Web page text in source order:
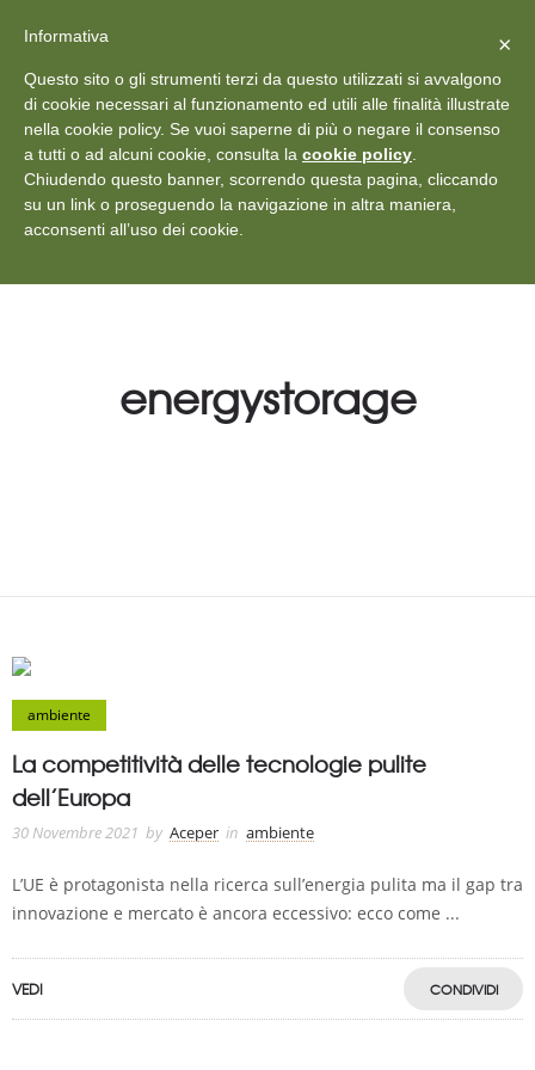
+39 011 18867102 info@aceper.it Statuto
Aceper
energystorage
ambiente
La competitività delle tecnologie pulite
dell’Europa
30 Novembre 2021 by Aceper in ambiente
L’UE è protagonista nella ricerca sull’energia pulita ma il gap tra
innovazione e mercato è ancora eccessivo: ecco come ...
VEDI CONDIVIDI
Vedi: Protezione dei dati personali ×
Informativa
Questo sito o gli strumenti terzi da questo utilizzati si avvalgono
di cookie necessari al funzionamento ed utili alle finalità illustrate
nella cookie policy. Se vuoi saperne di più o negare il consenso
a tutti o ad alcuni cookie, consulta la cookie policy
Chiudendo questo banner, scorrendo questa pagina, cliccando
su un link o proseguendo la navigazione in altra maniera,
acconsenti all’uso dei cookie.